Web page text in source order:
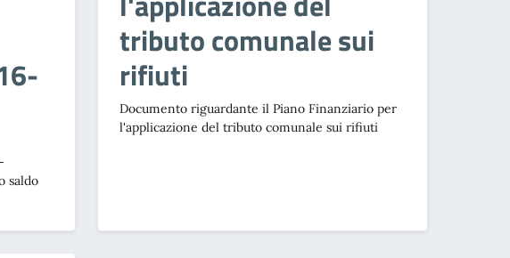
saldo
tributo comunale sui
rifiuti
Documento riguardante il Piano Finanziario per
l'applicazione del tributo comunale sui rifiuti